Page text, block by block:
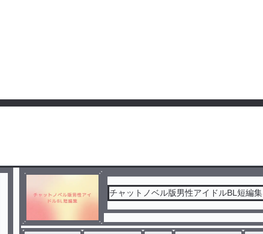
チャットノベル版男性アイドルBL短編集